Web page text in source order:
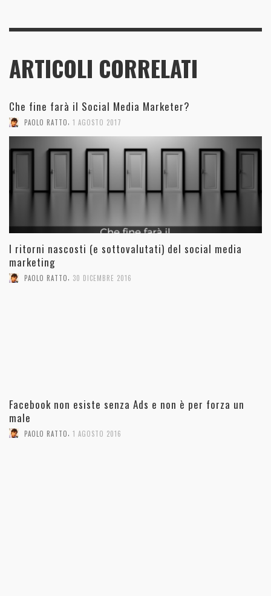
ARTICOLI CORRELATI
Che fine farà il Social Media Marketer?
PAOLO RATTO 1 AGOSTO 2017
I ritorni nascosti (e sottovalutati) del social media
marketing
PAOLO RATTO 30 DICEMBRE 2016
Facebook non esiste senza Ads e non è per forza un
male
PAOLO RATTO 1 AGOSTO 2016